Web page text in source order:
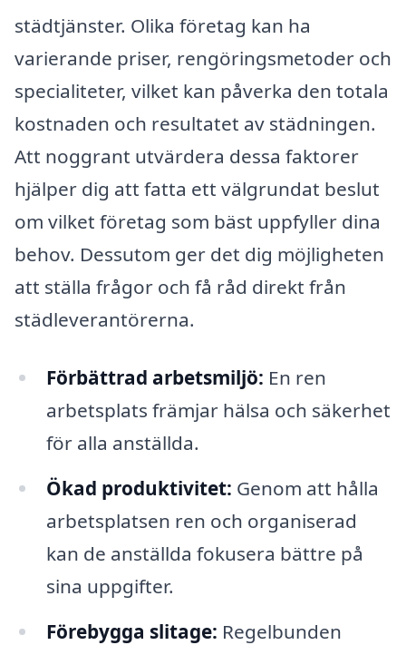
städtjänster. Olika företag kan ha
varierande priser, rengöringsmetoder och
specialiteter, vilket kan påverka den totala
kostnaden och resultatet av städningen.
Att noggrant utvärdera dessa faktorer
hjälper dig att fatta ett välgrundat beslut
om vilket företag som bäst uppfyller dina
behov. Dessutom ger det dig möjligheten
att ställa frågor och få råd direkt från
städleverantörerna.
Förbättrad arbetsmiljö: En ren
arbetsplats främjar hälsa och säkerhet
för alla anställda.
Ökad produktivitet: Genom att hålla
arbetsplatsen ren och organiserad
kan de anställda fokusera bättre på
sina uppgifter.
Förebygga slitage: Regelbunden